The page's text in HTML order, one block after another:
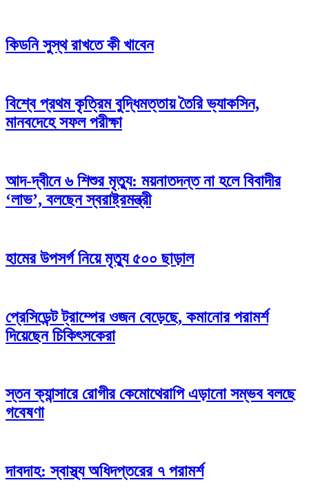
কিডনি সুস্থ রাখতে কী খাবেন
বিশ্বে প্রথম কৃত্রিম বুদ্ধিমত্তায় তৈরি ভ্যাকসিন,
মানবদেহে সফল পরীক্ষা
আদ-দ্বীনে ৬ শিশুর মৃত্যু: ময়নাতদন্ত না হলে বিবাদীর
‘লাভ’, বলছেন স্বরাষ্ট্রমন্ত্রী
হামের উপসর্গ নিয়ে মৃত্যু ৫০০ ছাড়াল
প্রেসিডেন্ট ট্রাম্পের ওজন বেড়েছে, কমানোর পরামর্শ
দিয়েছেন চিকিৎসকেরা
স্তন ক্যান্সারে রোগীর কেমোথেরাপি এড়ানো সম্ভব বলছে
গবেষণা
দাবদাহ: স্বাস্থ্য অধিদপ্তরের ৭ পরামর্শ